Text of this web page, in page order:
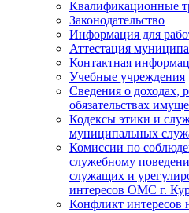
Квалификационные
Законодательство
Информация для
Аттестация
Контактная
Учебные учреждения
Сведения о доходах,
обязательствах
Кодексы этики и
муниципальных
Комиссии по
служебному
служащих и
интересов ОМС г.
Конфликт интересов